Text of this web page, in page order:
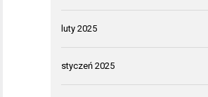
luty 2025
styczeń 2025